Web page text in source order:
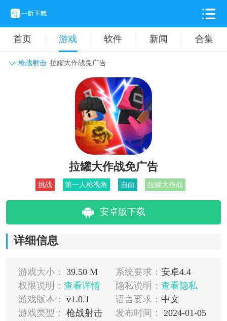
首页 游戏 软件 新闻 合集
枪战射击 拉罐大作战免广告
动作格斗 休闲益智
卡牌对战 音乐舞蹈
挂机养成
拉罐大作战免广告
挑战 第一人称视角 自由 拉罐大作战
安卓版下载
详细信息
游戏大小： 39.50 M 系统要求： 安卓4.4
权限说明： 查看详情 隐私说明： 查看隐私
游戏版本：
v1.0.1 语言要求： 中文
游戏类型：
枪战射击 发布时间：
2024-01-05